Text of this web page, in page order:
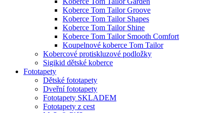
Koberce Tom Tailor Groove
Koberce Tom Tailor Shapes
Koberce Tom Tailor Shine
Koberce Tom Tailor Smooth Comfort
Koupelnové koberce Tom Tailor
Kobercové protiskluzové podložky
Sigikid dětské koberce
Fototapety
Dětské fototapety
Dveřní fototapety
Fototapety SKLADEM
Fototapety z cest